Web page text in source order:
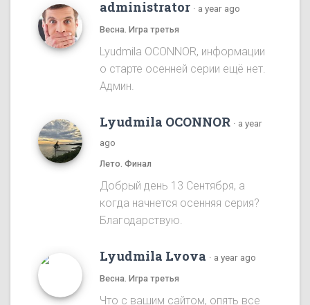
administrator · a year ago
Весна. Игра третья
Lyudmila OCONNOR, информации
о старте осенней серии ещё нет.
Админ.
Lyudmila OCONNOR · a year
ago
Лето. Финал
Добрый день 13 Сентября, а
когда начнется осенняя серия?
Благодарствую.
Lyudmila Lvova · a year ago
Весна. Игра третья
Что с вашим сайтом, опять все